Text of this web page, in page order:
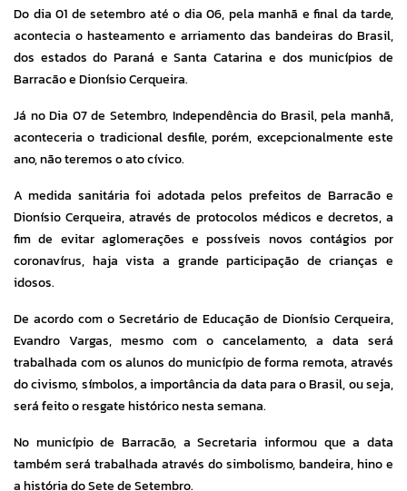
Do dia 01 de setembro até o dia 06, pela manhã e final da tarde,
acontecia o hasteamento e arriamento das bandeiras do Brasil,
dos estados do Paraná e Santa Catarina e dos municípios de
Barracão e Dionísio Cerqueira.
Já no Dia 07 de Setembro, Independência do Brasil, pela manhã,
aconteceria o tradicional desfile, porém, excepcionalmente este
ano, não teremos o ato cívico.
A medida sanitária foi adotada pelos prefeitos de Barracão e
Dionísio Cerqueira, através de protocolos médicos e decretos, a
fim de evitar aglomerações e possíveis novos contágios por
coronavírus, haja vista a grande participação de crianças e
idosos.
De acordo com o Secretário de Educação de Dionísio Cerqueira,
Evandro Vargas, mesmo com o cancelamento, a data será
trabalhada com os alunos do município de forma remota, através
do civismo, símbolos, a importância da data para o Brasil, ou seja,
será feito o resgate histórico nesta semana.
No município de Barracão, a Secretaria informou que a data
também será trabalhada através do simbolismo, bandeira, hino e
a história do Sete de Setembro.